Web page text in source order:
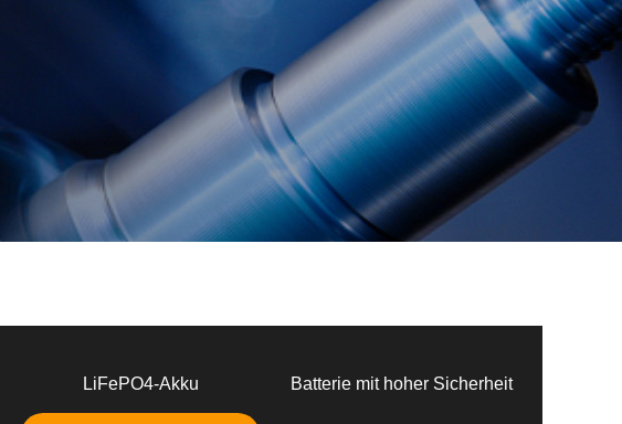
LiFePO4-Akku Batterie mit hoher Sicherheit